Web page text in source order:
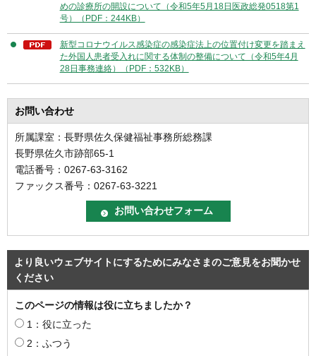
めの診療所の開設について（令和5年5月18日医政総発0518第1
号）（PDF：244KB）
新型コロナウイルス感染症の感染症法上の位置付け変更を踏まえ
た外国人患者受入れに関する体制の整備について（令和5年4月
28日事務連絡）（PDF：532KB）
お問い合わせ
所属課室：長野県佐久保健福祉事務所総務課
長野県佐久市跡部65-1
電話番号：0267-63-3162
ファックス番号：0267-63-3221
より良いウェブサイトにするためにみなさまのご意見をお聞かせ
ください
このページの情報は役に立ちましたか？
1：役に立った
2：ふつう